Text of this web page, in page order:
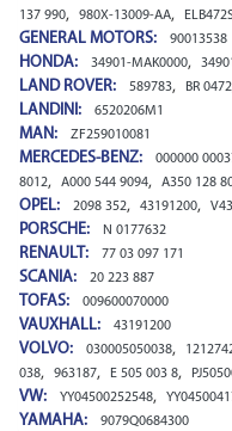
137 990, 980X-13009-AA,
GENERAL MOTORS: 90013538
HONDA: 34901-MAK0000,
LAND ROVER: 589783, BR 0472
LANDINI: 6520206M1
MAN: ZF259010081
MERCEDES-BENZ: 000000
8012, A000 544 9094, A350 128
OPEL: 2098 352, 43191200,
PORSCHE: N 0177632
RENAULT: 77 03 097 171
SCANIA: 20 223 887
TOFAS: 009600070000
VAUXHALL: 43191200
VOLVO: 030005050038,
038, 963187, E 505 003 8,
VW: YY04500252548,
YAMAHA: 9079Q0684300